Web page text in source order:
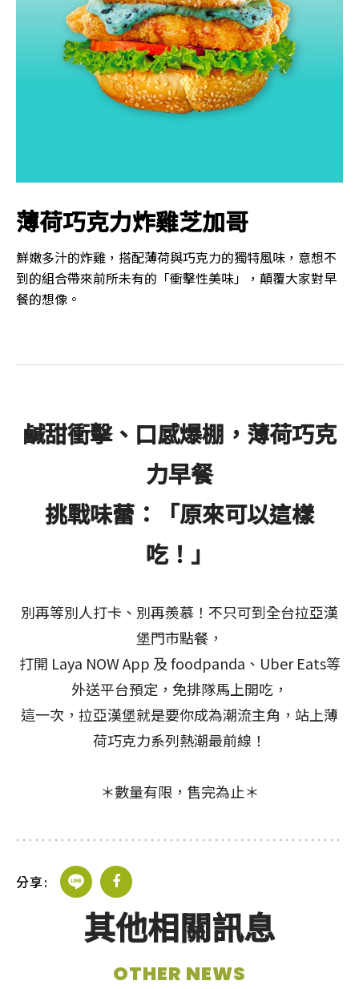
薄荷巧克力炸雞芝加哥
鮮嫩多汁的炸雞，搭配薄荷與巧克力的獨特風味，意想不
到的組合帶來前所未有的「衝擊性美味」，顛覆大家對早
餐的想像。
鹹甜衝擊、口感爆棚，薄荷巧克
力早餐
挑戰味蕾：「原來可以這樣
吃！」
別再等別人打卡、別再羨慕！不只可到全台拉亞漢
堡門市點餐，
打開 Laya NOW App 及 foodpanda、Uber Eats等
外送平台預定，免排隊馬上開吃，
這一次，拉亞漢堡就是要你成為潮流主角，站上薄
荷巧克力系列熱潮最前線！
＊數量有限，售完為止＊
分享:
其他相關訊息
OTHER NEWS